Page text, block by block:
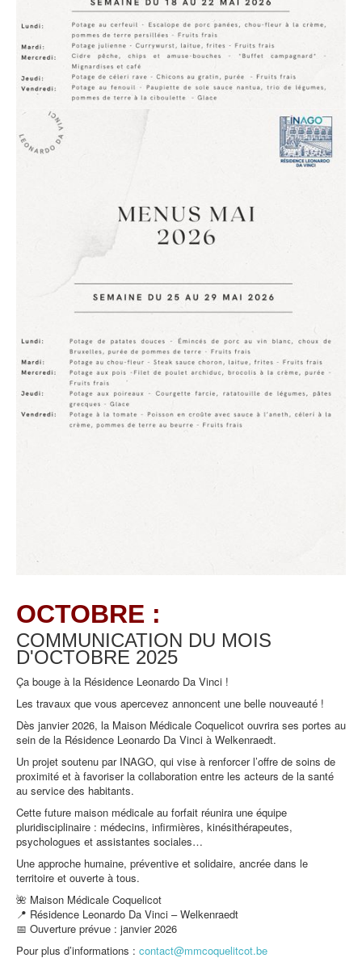
OCTOBRE :
COMMUNICATION DU MOIS
D'OCTOBRE 2025
Ça bouge à la Résidence Leonardo Da Vinci !
Les travaux que vous apercevez annoncent une belle nouveauté !
Dès janvier 2026, la Maison Médicale Coquelicot ouvrira ses portes au
sein de la Résidence Leonardo Da Vinci à Welkenraedt.
Un projet soutenu par INAGO, qui vise à renforcer l’offre de soins de
proximité et à favoriser la collaboration entre les acteurs de la santé
au service des habitants.
Cette future maison médicale au forfait réunira une équipe
pluridisciplinaire : médecins, infirmières, kinésithérapeutes,
psychologues et assistantes sociales…
Une approche humaine, préventive et solidaire, ancrée dans le
territoire et ouverte à tous.
🌺 Maison Médicale Coquelicot
📍 Résidence Leonardo Da Vinci – Welkenraedt
📅 Ouverture prévue : janvier 2026
Pour plus d’informations : contact@mmcoquelitcot.be